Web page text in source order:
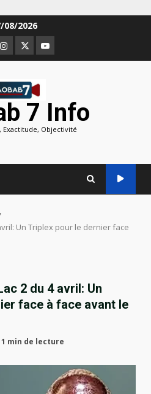
08/2026
Instagram
TwitterYoutube
7 Info
Exactitude, Objectivité
Un Triplex pour le dernier face
2 du 4 avril: Un
face à face avant le
1 min de lecture